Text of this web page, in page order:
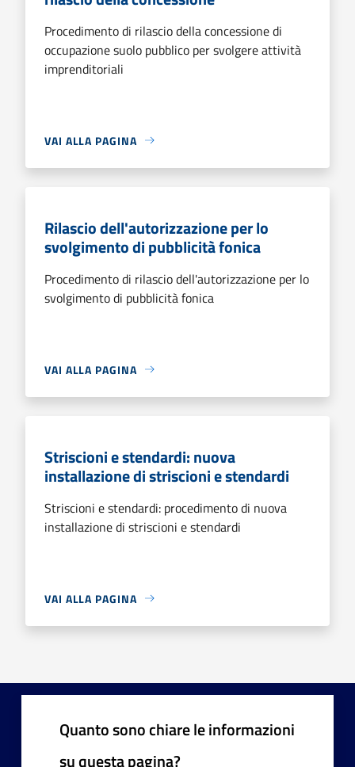
Procedimento di rilascio della concessione di
occupazione suolo pubblico per svolgere attività
imprenditoriali
VAI ALLA PAGINA
Rilascio dell'autorizzazione per lo
svolgimento di pubblicità fonica
Procedimento di rilascio dell'autorizzazione per lo
svolgimento di pubblicità fonica
VAI ALLA PAGINA
Striscioni e stendardi: nuova
installazione di striscioni e stendardi
Striscioni e stendardi: procedimento di nuova
installazione di striscioni e stendardi
VAI ALLA PAGINA
Quanto sono chiare le informazioni
su questa pagina?